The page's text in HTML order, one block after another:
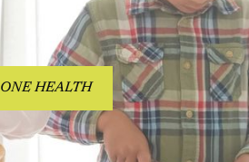
ONE HEALTH